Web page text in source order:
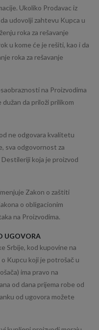
Ukoliko Prodavac iz
udovolji zahtevu Kupca u
roka za rešavanje
u kome će je rešiti, kao i da
roka za rešavanje
na Proizvodima
da priloži prilikom
ne odgovara kvalitetu
sva odgovornost za
koja je proizvod
Zakon o zaštiti
o obligacionim
na Proizvodima.
UGOVORA
Srbije, kod kupovine na
Kupcu koji je potrošač u
ima pravo na
od dana prijema robe od
od ugovora možete